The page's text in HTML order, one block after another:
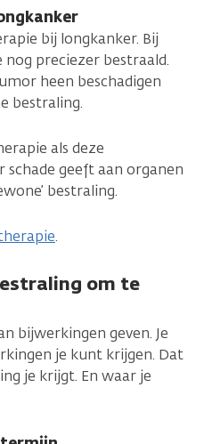
bij longkanker. Bij
preciezer bestraald.
heen beschadigen
bestraling.
als deze
geeft aan organen
bestraling.
.
om te
bijwerkingen geven. Je
je kunt krijgen. Dat
je krijgt. En waar je